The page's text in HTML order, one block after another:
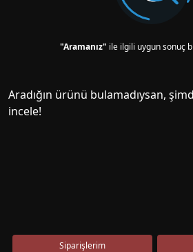
"Aramanız" ile ilgili uygun sonuç
Aradığın ürünü bulamadıysan,
incele!
Siparişlerim